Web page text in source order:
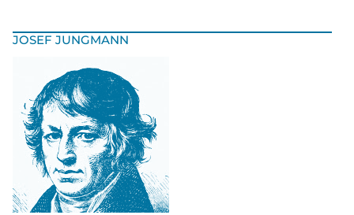
JOSEF JUNGMANN